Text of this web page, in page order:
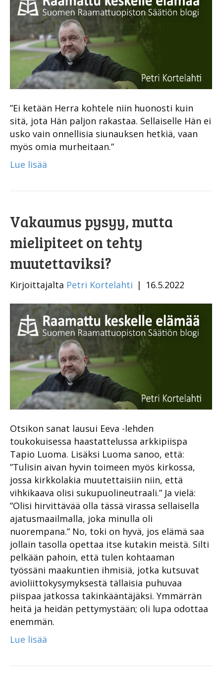
”Ei ketään Herra kohtele niin huonosti kuin
sitä, jota Hän paljon rakastaa. Sellaiselle Hän ei
usko vain onnellisia siunauksen hetkiä, vaan
myös omia murheitaan.”
Lue lisää
Vakaumus pysyy, mutta
mielipiteet on tehty
muutettaviksi?
Kirjoittajalta Petri Kortelahti | 16.5.2022
Otsikon sanat lausui Eeva -lehden
toukokuisessa haastattelussa arkkipiispa
Tapio Luoma. Lisäksi Luoma sanoo, että:
”Tulisin aivan hyvin toimeen myös kirkossa,
jossa kirkkolakia muutettaisiin niin, että
vihkikaava olisi sukupuolineutraali.” Ja vielä:
”Olisi hirvittävää olla tässä virassa sellaisella
ajatusmaailmalla, joka minulla oli
nuorempana.” No, toki on hyvä, jos elämä saa
jollain tasolla opettaa itse kutakin meistä. Silti
pelkään pahoin, että tulen kohtaaman
työssäni maakuntien ihmisiä, jotka kutsuvat
avioliittokysymyksestä tällaisia puhuvaa
piispaa jatkossa takinkääntäjäksi. Ymmärrän
heitä ja heidän pettymystään; oli lupa odottaa
enemmän.
Lue lisää